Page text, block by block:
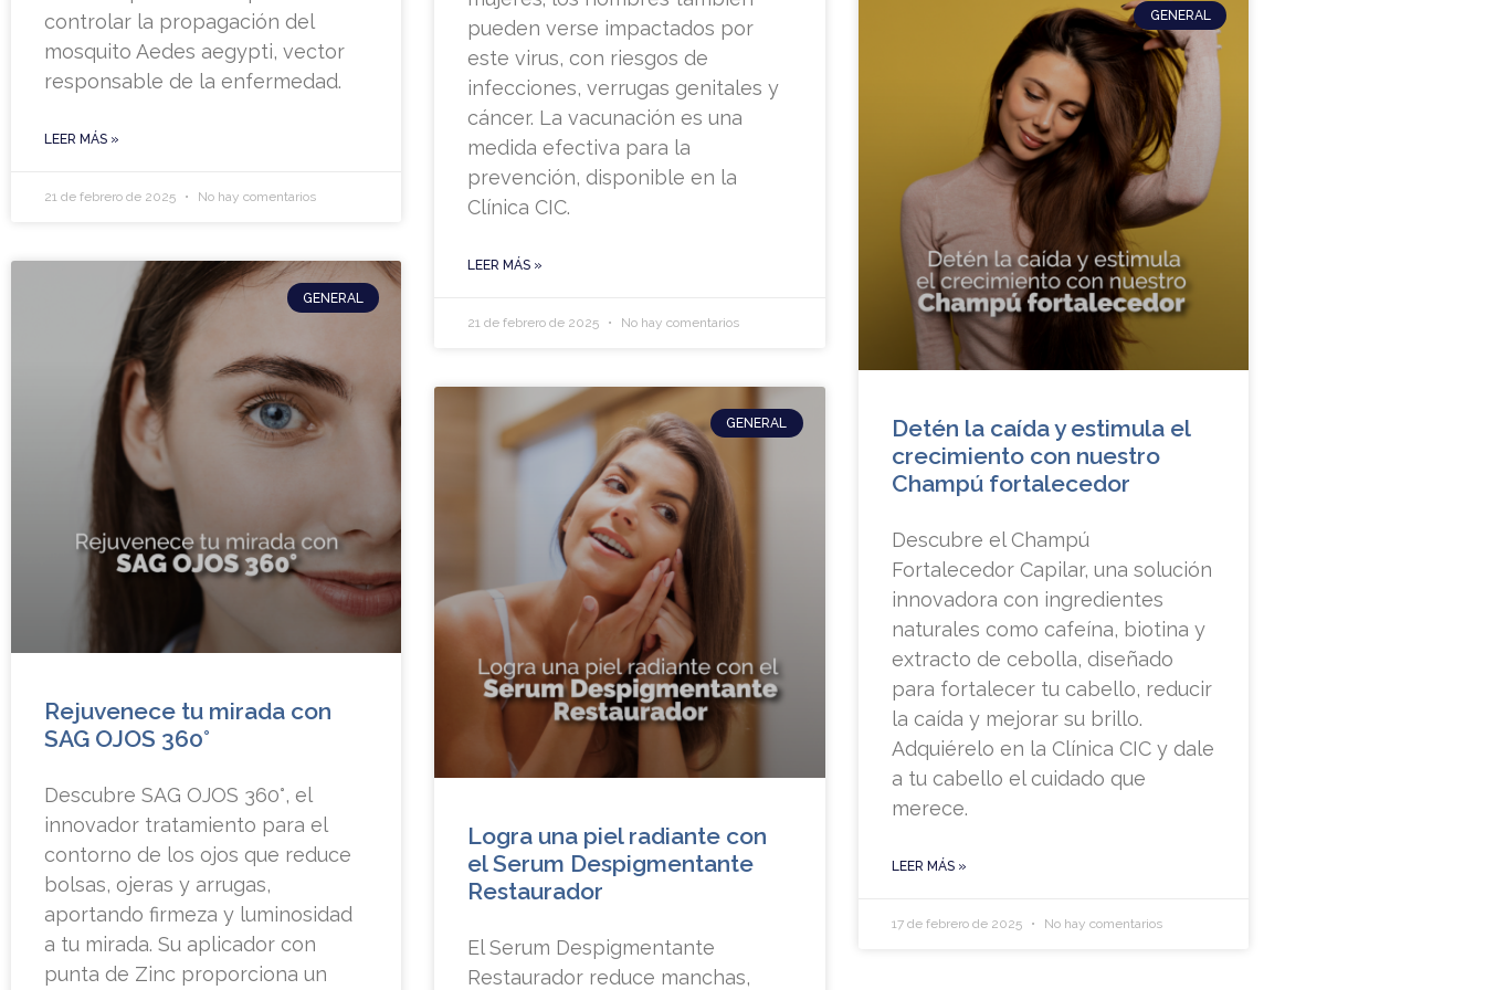
controlar la propagación del
mosquito Aedes aegypti, vector
responsable de la enfermedad.
LEER MÁS »
21 de febrero de 2025 No hay comentarios
pueden verse impactados por
este virus, con riesgos de
infecciones, verrugas genitales y
cáncer. La vacunación es una
medida efectiva para la
prevención, disponible en la
Clínica CIC.
LEER MÁS »
21 de febrero de 2025 No hay comentarios
GENERAL
Rejuvenece tu mirada con
SAG OJOS 360°
Descubre SAG OJOS 360°, el
innovador tratamiento para el
contorno de los ojos que reduce
bolsas, ojeras y arrugas,
aportando firmeza y luminosidad
a tu mirada. Su aplicador con
punta de Zinc proporciona un
GENERAL
Logra una piel radiante con
el Serum Despigmentante
Restaurador
El Serum Despigmentante
Restaurador reduce manchas,
GENERAL
Detén la caída y estimula el
crecimiento con nuestro
Champú fortalecedor
Descubre el Champú
Fortalecedor Capilar, una solución
innovadora con ingredientes
naturales como cafeína, biotina y
extracto de cebolla, diseñado
para fortalecer tu cabello, reducir
la caída y mejorar su brillo.
Adquiérelo en la Clínica CIC y dale
a tu cabello el cuidado que
merece.
LEER MÁS »
17 de febrero de 2025 No hay comentarios